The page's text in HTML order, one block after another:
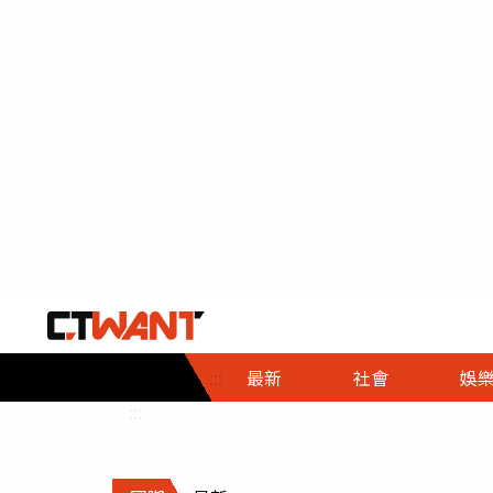
::: 最新 社會
社會首頁
時事
調查
娛樂
娛樂首頁
即時
財經首頁
熱線
政